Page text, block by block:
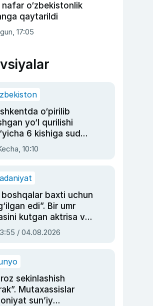
o‘zbekistonlik
qaytarildi
17:05
o‘pirilib
yo‘l qurilishi
6 kishiga sud
o‘qildi
10:10
boshqalar baxti uchun
edi”. Bir umr
kutgan aktrisa va
ustasi Rimma
/ 04.08.2026
sekinlashish
Mutaxassislar
sun’iy